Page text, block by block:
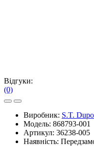
Відгуки:
(0)
Виробник: S.T.
Модель: 868793-001
Артикул: 36238-005
Наявність: